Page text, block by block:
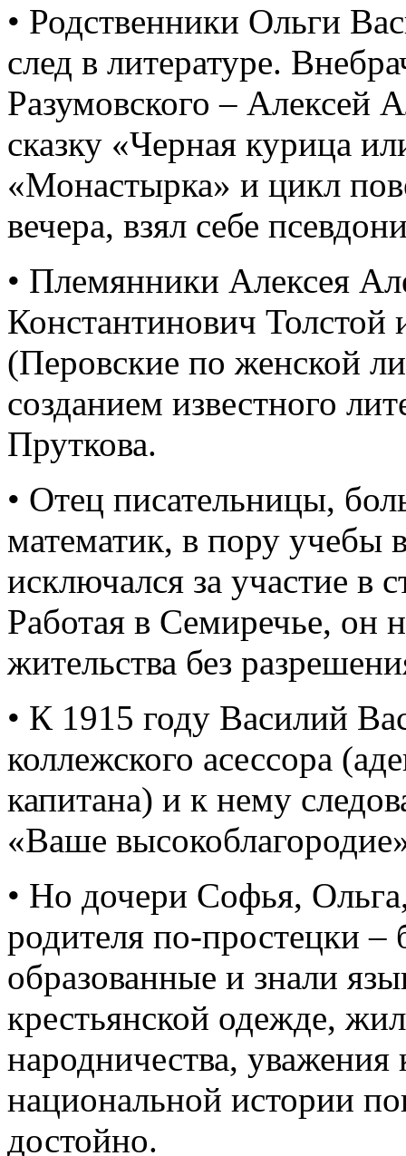
• Родственники Ольги
след в литературе.
Разумовского – Алексей
сказку «Черная курица
«Монастырка» и цикл
вечера, взял себе
• Племянники Алексея
Константинович
(Перовские по женской
созданием известного
Пруткова.
• Отец писательницы,
математик, в пору учебы
исключался за участие в
Работая в Семиречье, он
жительства без
• К 1915 году Василий
коллежского асессора
капитана) и к нему
«Ваше
• Но дочери Софья,
родителя по-простецки –
образованные и знали
крестьянской одежде,
народничества,
национальной истории
достойно.